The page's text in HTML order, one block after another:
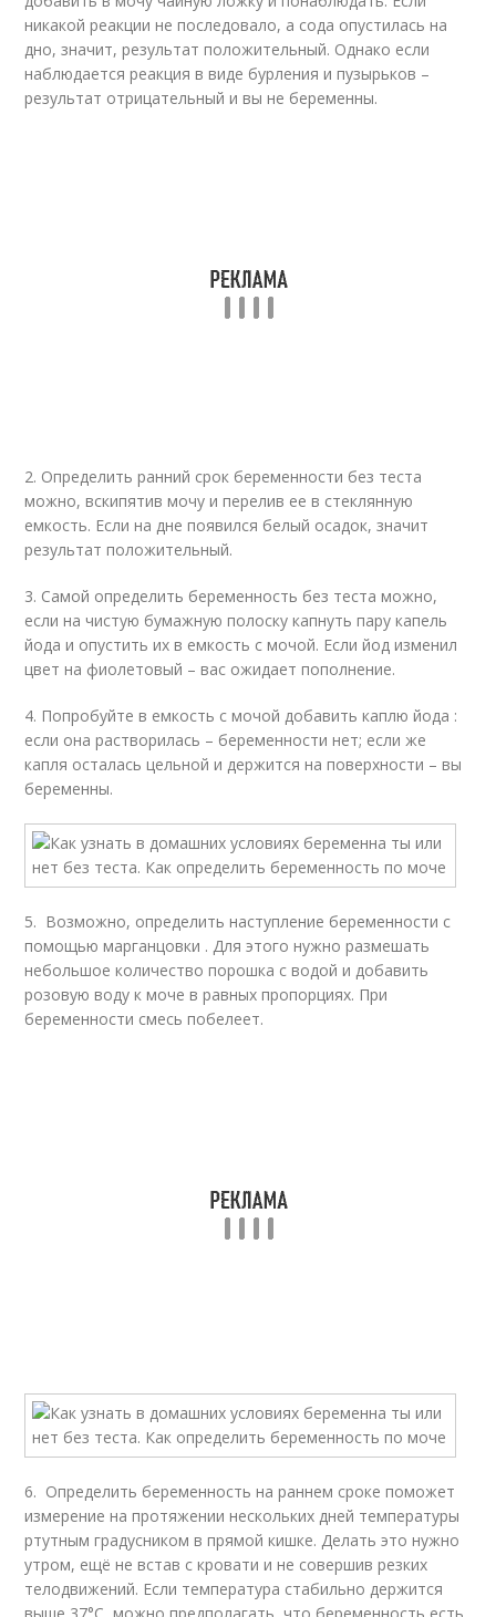
никакой реакции не последовало, а сода опустилась на
дно, значит, результат положительный. Однако если
наблюдается реакция в виде бурления и пузырьков –
результат отрицательный и вы не беременны.
2. Определить ранний срок беременности без теста
можно, вскипятив мочу и перелив ее в стеклянную
емкость. Если на дне появился белый осадок, значит
результат положительный.
3. Самой определить беременность без теста можно,
если на чистую бумажную полоску капнуть пару капель
йода и опустить их в емкость с мочой. Если йод изменил
цвет на фиолетовый – вас ожидает пополнение.
4. Попробуйте в емкость с мочой добавить каплю йода :
если она растворилась ­– беременности нет; если же
капля осталась цельной и держится на поверхности – вы
беременны.
5. Возможно, определить наступление беременности с
помощью марганцовки . Для этого нужно размешать
небольшое количество порошка с водой и добавить
розовую воду к моче в равных пропорциях. При
беременности смесь побелеет.
6. Определить беременность на раннем сроке поможет
измерение на протяжении нескольких дней температуры
ртутным градусником в прямой кишке. Делать это нужно
утром, ещё не встав с кровати и не совершив резких
телодвижений. Если температура стабильно держится